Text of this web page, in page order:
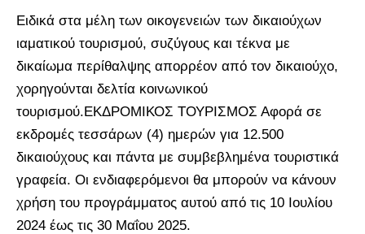
Ειδικά στα μέλη των οικογενειών των δικαιούχων
ιαματικού τουρισμού, συζύγους και τέκνα με
δικαίωμα περίθαλψης απορρέον από τον δικαιούχο,
χορηγούνται δελτία κοινωνικού
τουρισμού.ΕΚΔΡΟΜΙΚΟΣ ΤΟΥΡΙΣΜΟΣ Αφορά σε
εκδρομές τεσσάρων (4) ημερών για 12.500
δικαιούχους και πάντα με συμβεβλημένα τουριστικά
γραφεία. Οι ενδιαφερόμενοι θα μπορούν να κάνουν
χρήση του προγράμματος αυτού από τις 10 Ιουλίου
2024 έως τις 30 Μαΐου 2025.